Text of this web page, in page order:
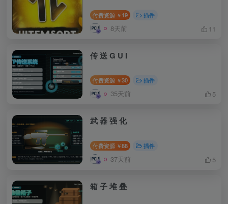
付费资源 ￥ 19 插件
8天前 11
传 送 G U I
付费资源 ￥30 插件
35天前 5
武 器 强 化
付费资源 ￥88 插件
37天前 5
箱 子 堆 叠